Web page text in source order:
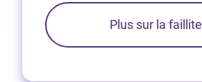
Plus sur la faillite